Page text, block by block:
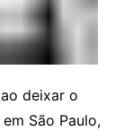
deixar o
São Paulo,